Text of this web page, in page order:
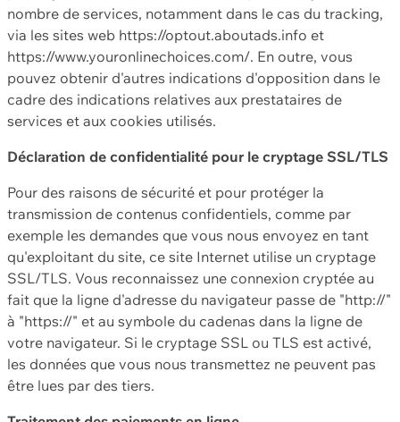
nombre de services, notamment dans le cas du tracking,
via les sites web https://optout.aboutads.info et
https://www.youronlinechoices.com/. En outre, vous
pouvez obtenir d'autres indications d'opposition dans le
cadre des indications relatives aux prestataires de
services et aux cookies utilisés.
Déclaration de confidentialité pour le cryptage SSL/TLS
Pour des raisons de sécurité et pour protéger la
transmission de contenus confidentiels, comme par
exemple les demandes que vous nous envoyez en tant
qu'exploitant du site, ce site Internet utilise un cryptage
SSL/TLS. Vous reconnaissez une connexion cryptée au
fait que la ligne d'adresse du navigateur passe de "http://"
à "https://" et au symbole du cadenas dans la ligne de
votre navigateur. Si le cryptage SSL ou TLS est activé,
les données que vous nous transmettez ne peuvent pas
être lues par des tiers.